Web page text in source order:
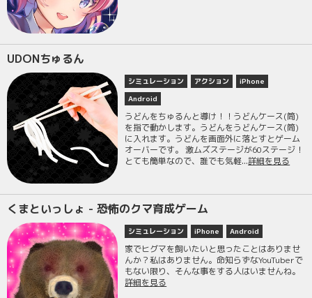
UDONちゅるん
シミュレーション アクション
iPhone
Android
うどんをちゅるんと導け！！うどんケース(筒)
を指で動かします。うどんをうどんケース(筒)
に入れます。うどんを画面外に落とすとゲーム
オーバーです。 激ムズステージが60ステージ！
とても簡単なので、誰でも気軽...詳細を見る
くまといっしょ - 恐怖のクマ育成ゲーム
シミュレーション iPhone Android
家でヒグマを飼いたいと思ったことはありませ
んか？私はありません。命知らずなYouTuberで
もない限り、そんな事をする人はいませんね。
詳細を見る